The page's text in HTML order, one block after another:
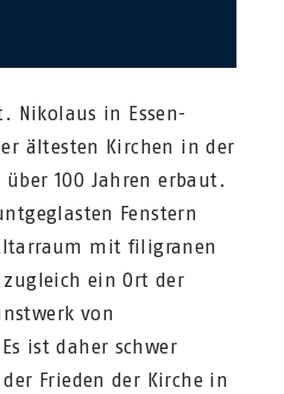
Nikolaus in Essen-
ältesten Kirchen in der
100 Jahren erbaut.
Fenstern
mit filigranen
ein Ort der
von
ist daher schwer
Frieden der Kirche in